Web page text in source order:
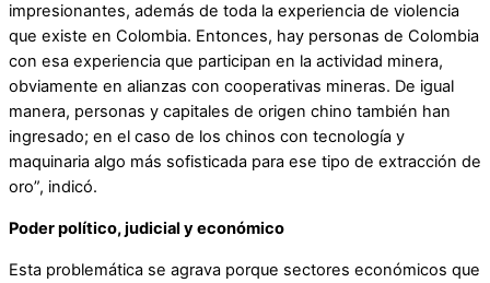
impresionantes, además de toda la experiencia de violencia
que existe en Colombia. Entonces, hay personas de Colombia
con esa experiencia que participan en la actividad minera,
obviamente en alianzas con cooperativas mineras. De igual
manera, personas y capitales de origen chino también han
ingresado; en el caso de los chinos con tecnología y
maquinaria algo más sofisticada para ese tipo de extracción de
oro”, indicó.
Poder político, judicial y económico
Esta problemática se agrava porque sectores económicos que